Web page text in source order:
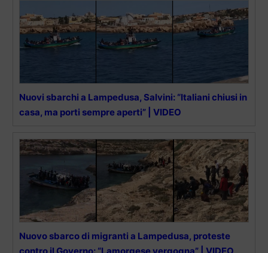
Nuovi sbarchi a Lampedusa, Salvini: “Italiani chiusi in
casa, ma porti sempre aperti” | VIDEO
Nuovo sbarco di migranti a Lampedusa, proteste